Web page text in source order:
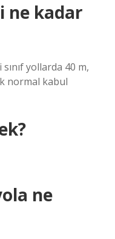
ne kadar
yollarda 40 m,
normal kabul
ne